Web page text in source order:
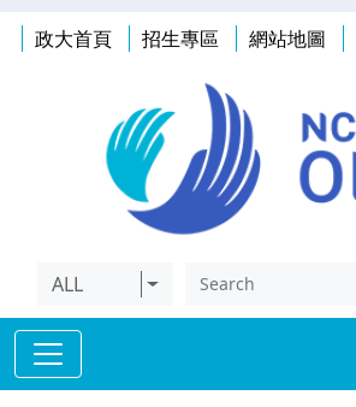
政大首頁 招生專區 網站地圖
ALL